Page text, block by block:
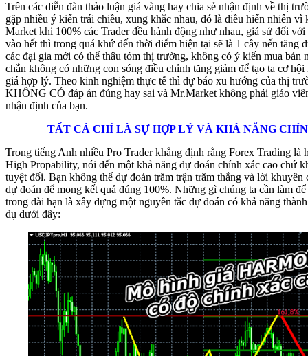
Trên các diễn đàn thảo luận giá vàng hay chia sẻ nhận định về thị
gặp nhiều ý kiến trái chiều, xung khắc nhau, đó là điều hiển nhiên vì
Market khi 100% các Trader đều hành động như nhau, giả sử đối
vào hết thì trong quá khứ đến thời điểm hiện tại sẽ là 1 cây nến tăng
các đại gia mới có thể thâu tóm thị trường, không có ý kiến mua bán
chắn không có những con sóng điều chỉnh tăng giảm để tạo ta cơ
giá hợp lý. Theo kinh nghiệm thực tế thì dự báo xu hướng của thị
KHÔNG CÓ đáp án đúng hay sai và Mr.Market không phải giáo
nhận định của bạn.
TẤT CẢ CHỈ LÀ SỰ HỢP LÝ VÀ KHẢ NĂNG
Trong tiếng Anh nhiều Pro Trader khẳng định rằng Forex Trading là
High Propability, nói đến một khả năng dự đoán chính xác cao chứ
tuyệt đối. Bạn không thể dự đoán trăm trận trăm thắng và lời khuyên
dự đoán để mong kết quả đúng 100%. Những gì chúng ta cần làm
trong dài hạn là xây dựng một nguyên tắc dự đoán có khả năng
dụ dưới đây: